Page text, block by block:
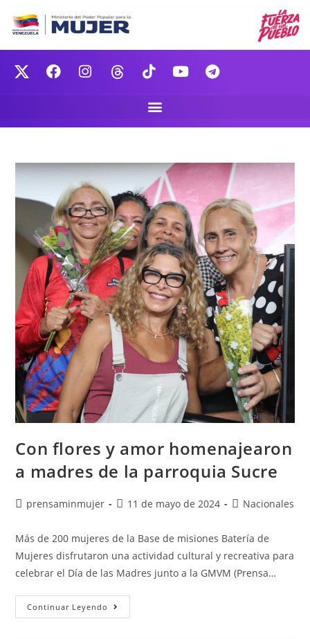
Con flores y amor homenajearon
a madres de la parroquia Sucre
prensaminmujer 11 de mayo de 2024 Nacionales
Más de 200 mujeres de la Base de misiones Batería de
Mujeres disfrutaron una actividad cultural y recreativa para
celebrar el Día de las Madres junto a la GMVM (Prensa…
Continuar Leyendo